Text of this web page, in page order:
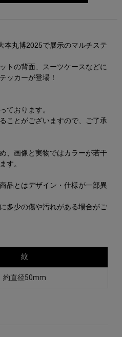
本丸博2025で展示のマルチステ
トの背面、スーツケースなどに
ッカーが登場！
ております。
ことがございますので、ご了承
、画像と実物ではカラーが若干
す。
品とはデザイン・仕様が一部異
多少の傷や汚れがある場合がご
紋
約直径50mm